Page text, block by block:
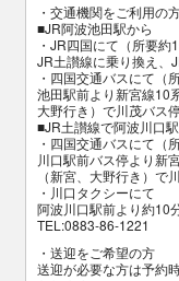
交通機関をご利用の
■JR阿波池田駅から
・JR四国にて（所要約
JR土讃線に乗り換え、
・四国交通バスにて（
池田駅前より新宮線10
大野行き）で川茂バス
■JR土讃線で阿波川口
・四国交通バスにて（
川口駅前バス停より新
（新宮、大野行き）で
・川口タクシーにて
阿波川口駅前より約10
TEL:0883-86-1221
送迎をご希望の方
送迎が必要な方は予約